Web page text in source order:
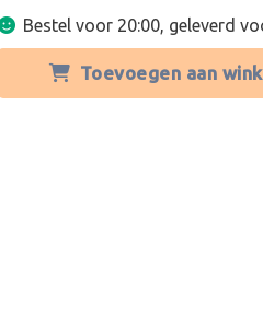
Bestel voor 20:00, geleverd
Toevoegen aan